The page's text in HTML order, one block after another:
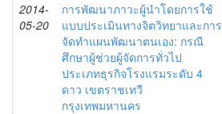
2014-
05-20
การพัฒนาภาวะผู้นำโดยการใช้
แบบประเมินทางจิตวิทยาและการ
จัดทำแผนพัฒนาตนเอง: กรณี
ศึกษาผู้ช่วยผู้จัดการทั่วไป
ประเภทธุรกิจโรงแรมระดับ 4
ดาว เขตราชเทวี
กรุงเทพมหานคร